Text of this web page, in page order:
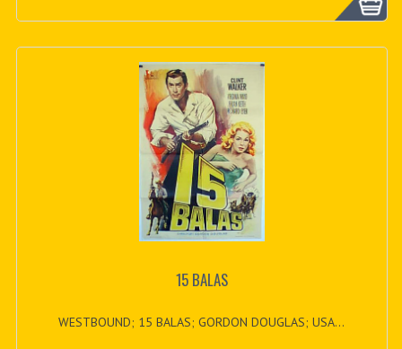
15 BALAS
WESTBOUND; 15 BALAS; GORDON DOUGLAS; USA...